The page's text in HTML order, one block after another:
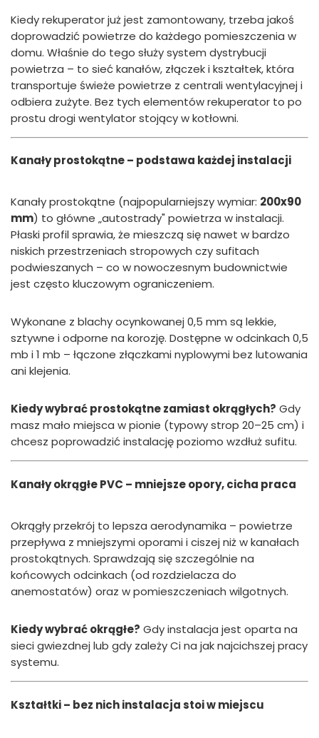
Kiedy rekuperator już jest zamontowany, trzeba jakoś
doprowadzić powietrze do każdego pomieszczenia w
domu. Właśnie do tego służy system dystrybucji
powietrza – to sieć kanałów, złączek i kształtek, która
transportuje świeże powietrze z centrali wentylacyjnej i
odbiera zużyte. Bez tych elementów rekuperator to po
prostu drogi wentylator stojący w kotłowni.
Kanały prostokątne – podstawa każdej instalacji
Kanały prostokątne (najpopularniejszy wymiar: 200x90
mm) to główne „autostrady" powietrza w instalacji.
Płaski profil sprawia, że mieszczą się nawet w bardzo
niskich przestrzeniach stropowych czy sufitach
podwieszanych – co w nowoczesnym budownictwie
jest często kluczowym ograniczeniem.
Wykonane z blachy ocynkowanej 0,5 mm są lekkie,
sztywne i odporne na korozję. Dostępne w odcinkach 0,5
mb i 1 mb – łączone złączkami nyplowymi bez lutowania
ani klejenia.
Kiedy wybrać prostokątne zamiast okrągłych? Gdy
masz mało miejsca w pionie (typowy strop 20–25 cm) i
chcesz poprowadzić instalację poziomo wzdłuż sufitu.
Kanały okrągłe PVC – mniejsze opory, cicha praca
Okrągły przekrój to lepsza aerodynamika – powietrze
przepływa z mniejszymi oporami i ciszej niż w kanałach
prostokątnych. Sprawdzają się szczególnie na
końcowych odcinkach (od rozdzielacza do
anemostatów) oraz w pomieszczeniach wilgotnych.
Kiedy wybrać okrągłe? Gdy instalacja jest oparta na
sieci gwiezdnej lub gdy zależy Ci na jak najcichszej pracy
systemu.
Kształtki – bez nich instalacja stoi w miejscu